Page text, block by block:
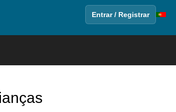
Entrar / Registrar